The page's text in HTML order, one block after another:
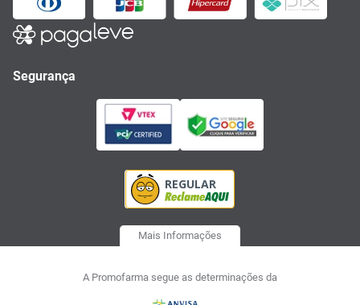
Segurança
Mais Informações
A Promofarma segue as determinações da